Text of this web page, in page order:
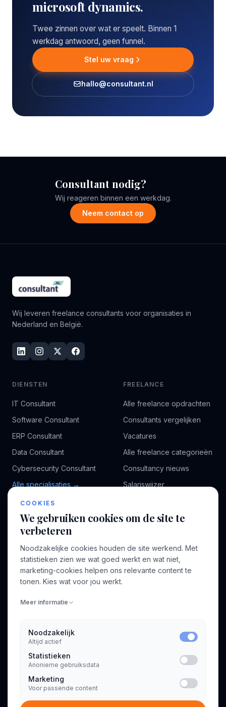
microsoft dynamics.
Twee zinnen over wat er speelt. Binnen 1
werkdag antwoord, geen funnel.
Stel uw vraag
hallo@consultant.nl
Consultant nodig?
Wij reageren binnen een werkdag.
Neem contact op
Wij leveren freelance consultants voor organisaties in
Nederland en België.
DIENSTEN
IT Consultant
Software Consultant
ERP Consultant
Data Consultant
Cybersecurity Consultant
Alle specialisaties →
FREELANCE
Alle freelance opdrachten
Consultants vergelijken
Vacatures
Alle freelance categorieën
Consultancy nieuws
Salariswijzer
BEDRIJF
Over ons
Voor opdrachtgevers
Profiel aanmaken
INFORMATIE
Algemene voorwaarden
Privacyverklaring
COOKIES
We gebruiken cookies om de site te
verbeteren
Noodzakelijke cookies houden de site werkend. Met
statistieken zien we wat goed werkt en wat niet,
marketing-cookies helpen ons relevante content te
tonen. Kies wat voor jou werkt.
Meer informatie
Noodzakelijk
Altijd actief
Statistieken
Anonieme gebruiksdata
Marketing
Voor passende content